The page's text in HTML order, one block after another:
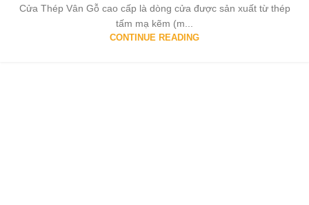
Cửa Thép Vân Gỗ cao cấp là dòng cửa được sản xuất từ thép
tấm mạ kẽm (m...
CONTINUE READING